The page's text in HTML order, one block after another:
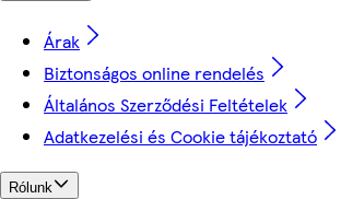
Árak
Biztonságos online rendelés
Általános Szerződési Feltételek
Adatkezelési és Cookie tájékoztató
Rólunk